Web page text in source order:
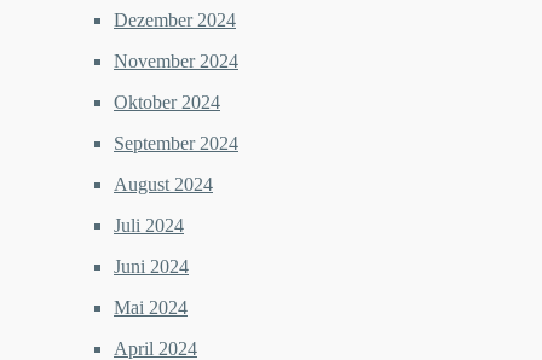
Dezember 2024
November 2024
Oktober 2024
September 2024
August 2024
Juli 2024
Juni 2024
Mai 2024
April 2024